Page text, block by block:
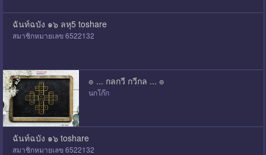
ฉันท์ฉบัง ๑๖ ลหุ5 toshare
สมาชิกหมายเลข 6522132
๏ ... กลกวี กวีกล ... ๏
นกโก๊ก
ฉันท์ฉบัง ๑๖ toshare
สมาชิกหมายเลข 6522132